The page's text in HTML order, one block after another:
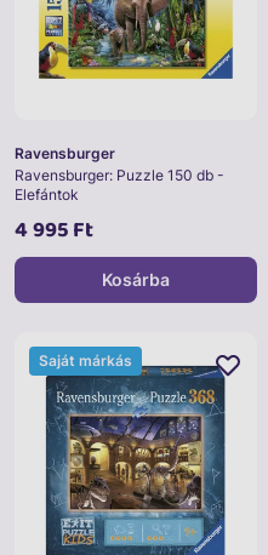
Ravensburger
Ravensburger: Puzzle 150 db -
Elefántok
4 995 Ft
Kosárba
Saját márkás